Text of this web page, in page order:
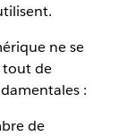
ne se
tout de
:
de